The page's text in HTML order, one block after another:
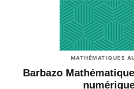
MATHÉMATIQUES
Barbazo